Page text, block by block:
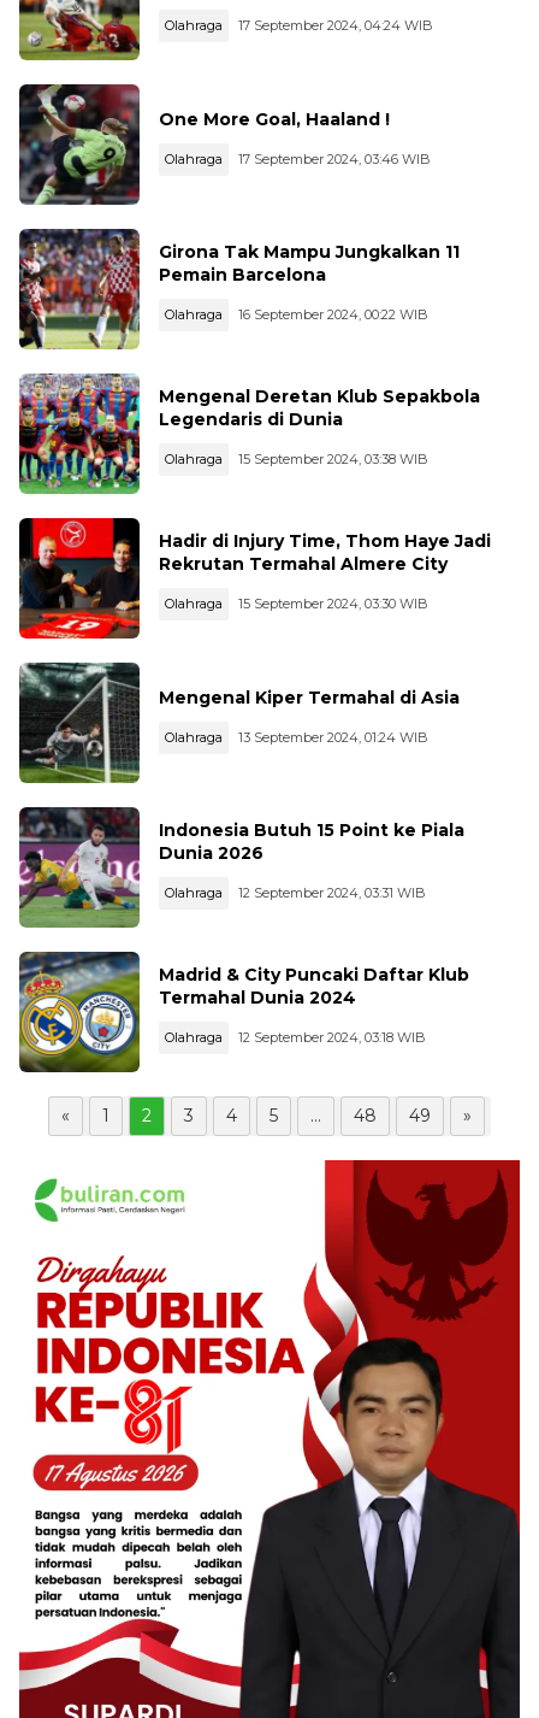
Olahraga 17 September 2024, 04:24 WIB
One More Goal, Haaland !
Olahraga 17 September 2024, 03:46 WIB
Girona Tak Mampu Jungkalkan 11
Pemain Barcelona
Olahraga 16 September 2024, 00:22 WIB
Mengenal Deretan Klub Sepakbola
Legendaris di Dunia
Olahraga 15 September 2024, 03:38 WIB
Hadir di Injury Time, Thom Haye Jadi
Rekrutan Termahal Almere City
Olahraga 15 September 2024, 03:30 WIB
Mengenal Kiper Termahal di Asia
Olahraga 13 September 2024, 01:24 WIB
Indonesia Butuh 15 Point ke Piala
Dunia 2026
Olahraga 12 September 2024, 03:31 WIB
Madrid & City Puncaki Daftar Klub
Termahal Dunia 2024
Olahraga 12 September 2024, 03:18 WIB
« 1 2 3 4 5 ... 48 49 »